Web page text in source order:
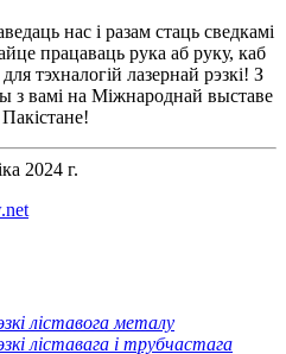
нас і разам стаць сведкамі
працаваць рука аб руку, каб
тэхналогій лазернай рэзкі! З
з вамі на Міжнароднай выставе
2024 г.
ліставога металу
ліставага і трубчастага